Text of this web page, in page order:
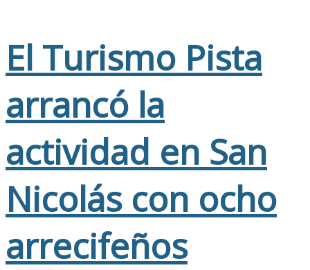
El Turismo Pista
arrancó la
actividad en San
Nicolás con ocho
arrecifeños